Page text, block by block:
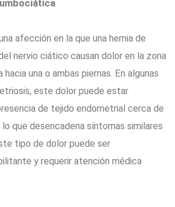
afección en la que una hernia de
nervio ciático causan dolor en la zona
hacia una o ambas piernas. En algunas
este dolor puede estar
de tejido endometrial cerca de
que desencadena síntomas similares
tipo de dolor puede ser
y requerir atención médica